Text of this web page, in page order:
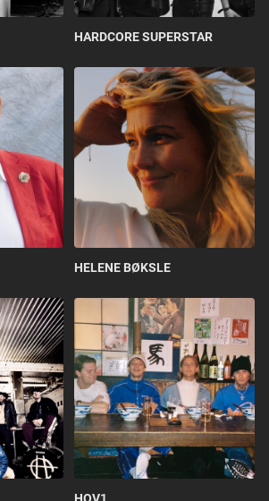
HARDCORE SUPERSTAR
HELENE BØKSLE